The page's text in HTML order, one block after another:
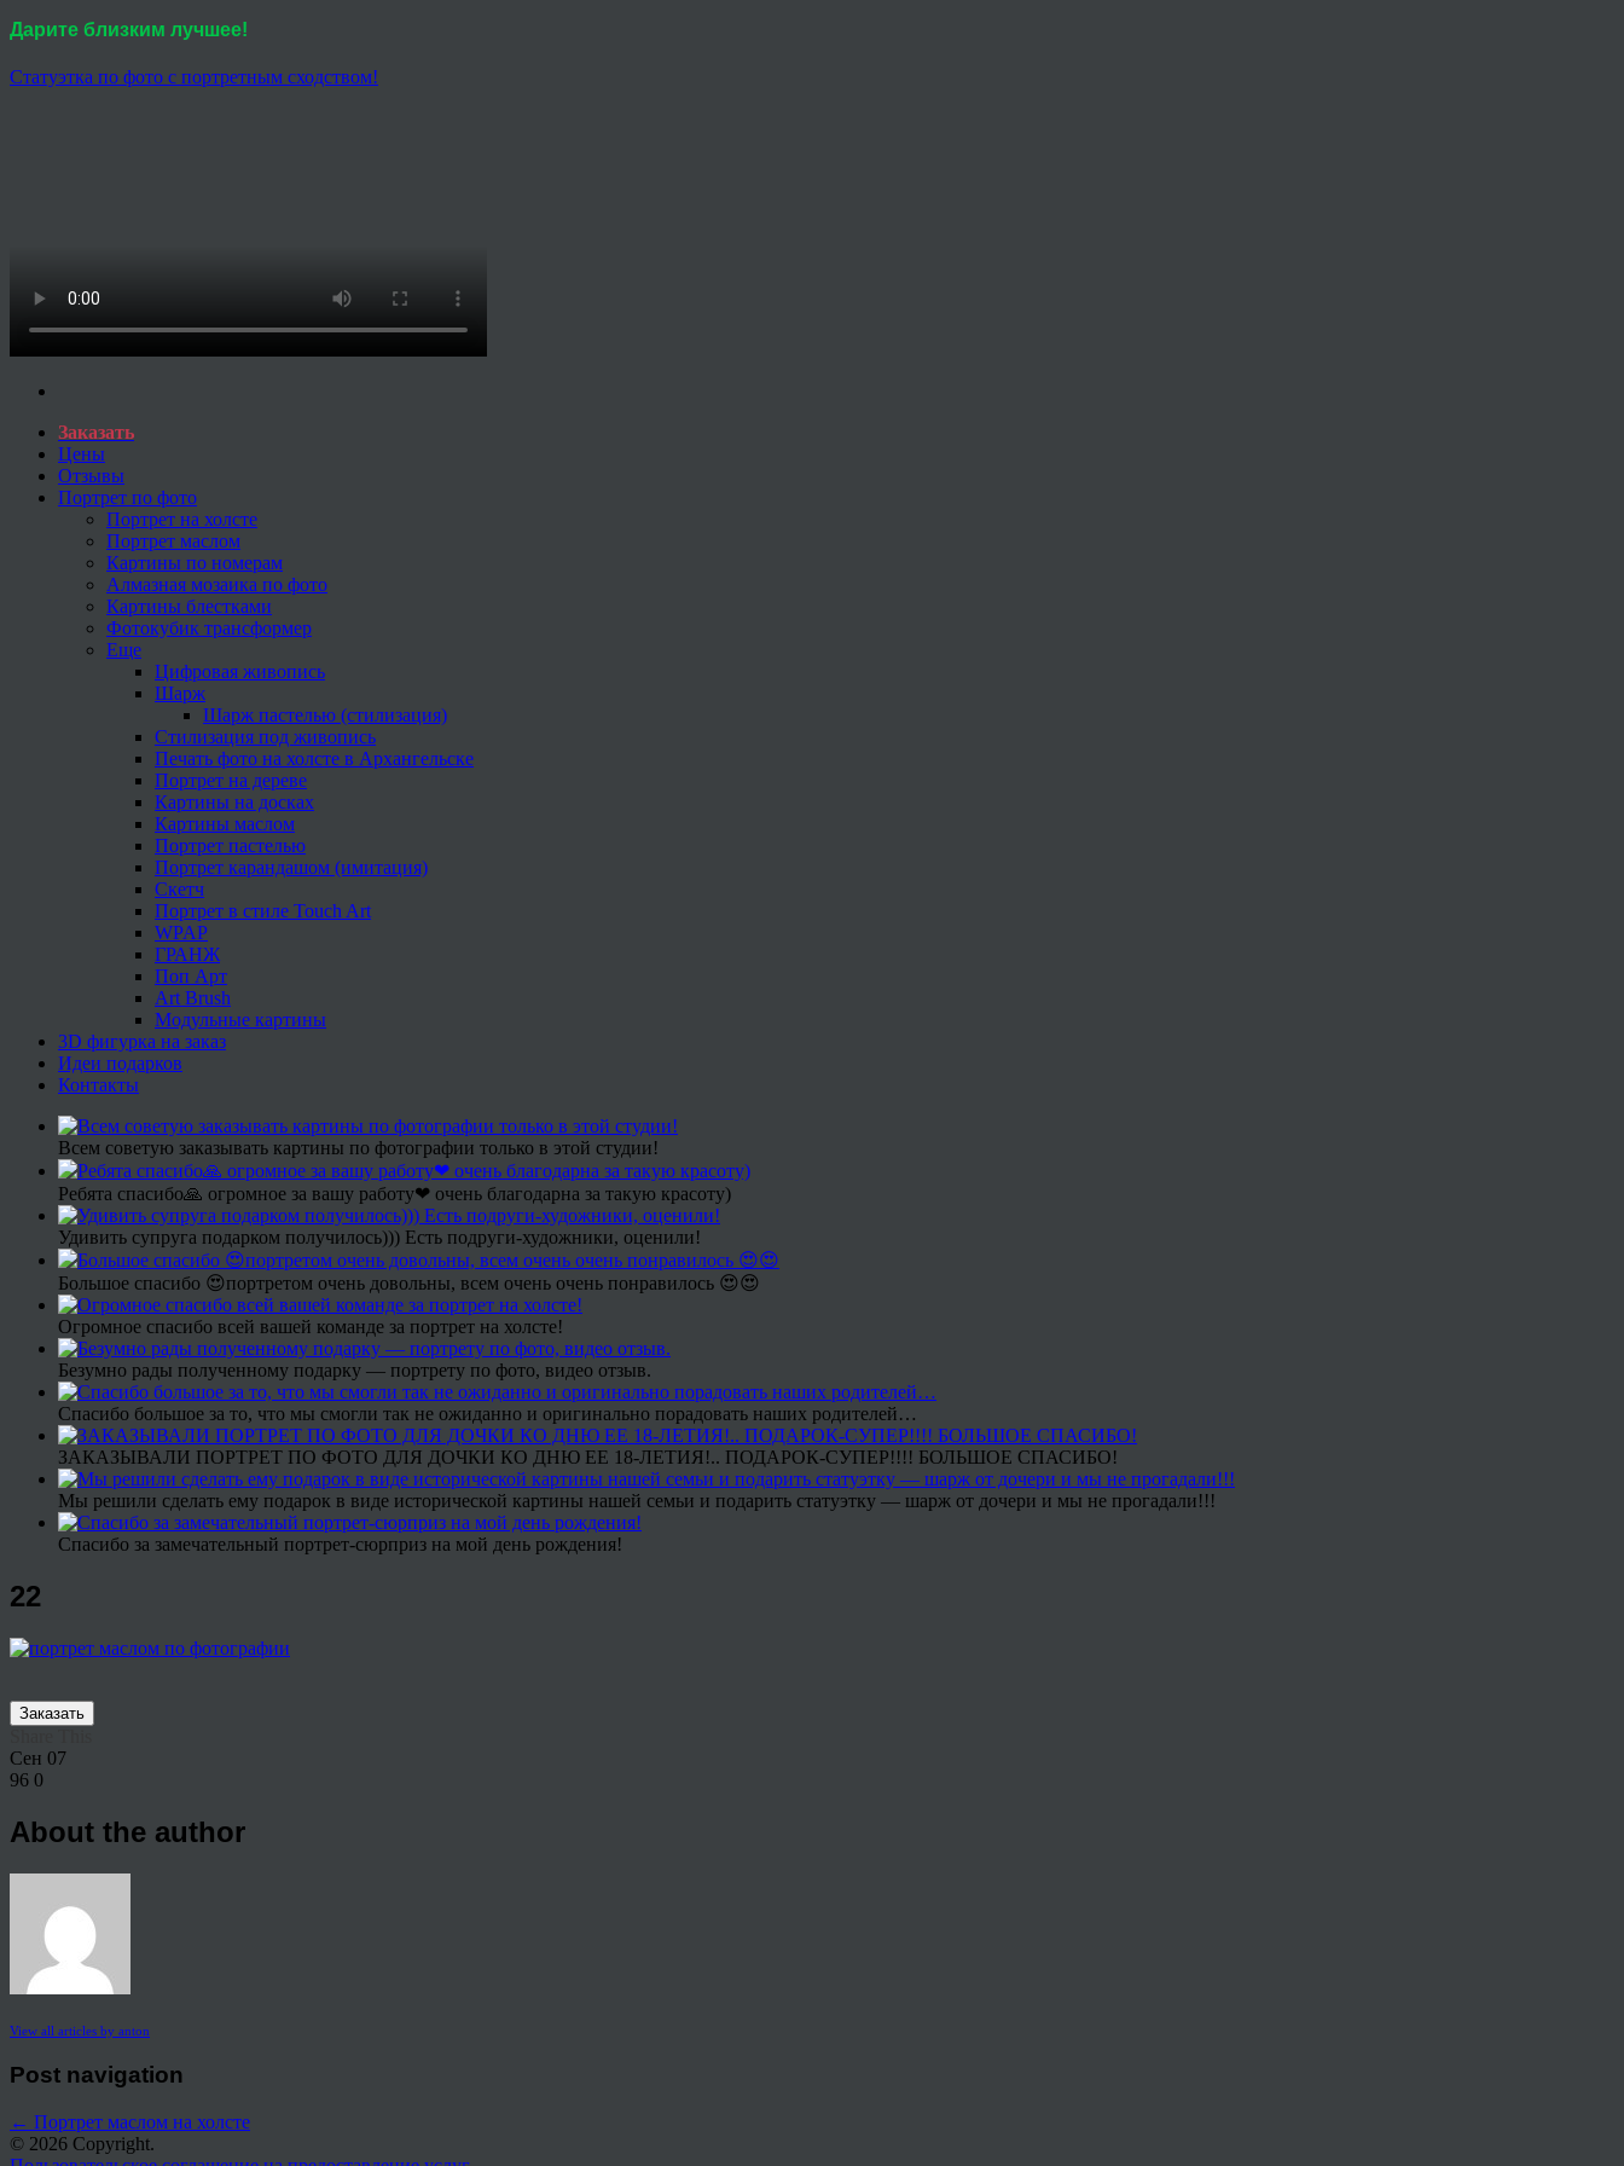
Дарите близким лучшее!
Статуэтка по фото с портретным сходством!
Заказать
Цены
Отзывы
Портрет по фото
Портрет на холсте
Портрет маслом
Картины по номерам
Алмазная мозаика по фото
Картины блестками
Фотокубик трансформер
Еще
Цифровая живопись
Шарж
Шарж пастелью (стилизация)
Стилизация под живопись
Печать фото на холсте в Архангельске
Портрет на дереве
Картины на досках
Картины маслом
Портрет пастелью
Портрет карандашом (имитация)
Скетч
Портрет в стиле Touch Art
WPAP
ГРАНЖ
Поп Арт
Art Brush
Модульные картины
3D фигурка на заказ
Идеи подарков
Контакты
Всем советую заказывать картины по фотографии только в этой студии!
Ребята спасибо🙏 огромное за вашу работу❤ очень благодарна за такую красоту)
Удивить супруга подарком получилось))) Есть подруги-художники, оценили!
Большое спасибо 😍портретом очень довольны, всем очень очень понравилось 😍😍
Огромное спасибо всей вашей команде за портрет на холсте!
Безумно рады полученному подарку — портрету по фото, видео отзыв.
Спасибо большое за то, что мы смогли так не ожиданно и оригинально порадовать наших родителей…
ЗАКАЗЫВАЛИ ПОРТРЕТ ПО ФОТО ДЛЯ ДОЧКИ КО ДНЮ ЕЕ 18-ЛЕТИЯ!.. ПОДАРОК-СУПЕР!!!! БОЛЬШОЕ СПАСИБО!
Мы решили сделать ему подарок в виде исторической картины нашей семьи и подарить статуэтку — шарж от дочери и мы не прогадали!!!
Спасибо за замечательный портрет-сюрприз на мой день рождения!
22
Заказать
Сен 07
96 0
About the author
View all articles by anton
Post navigation
← Портрет маслом на холсте
© 2026 Copyright.